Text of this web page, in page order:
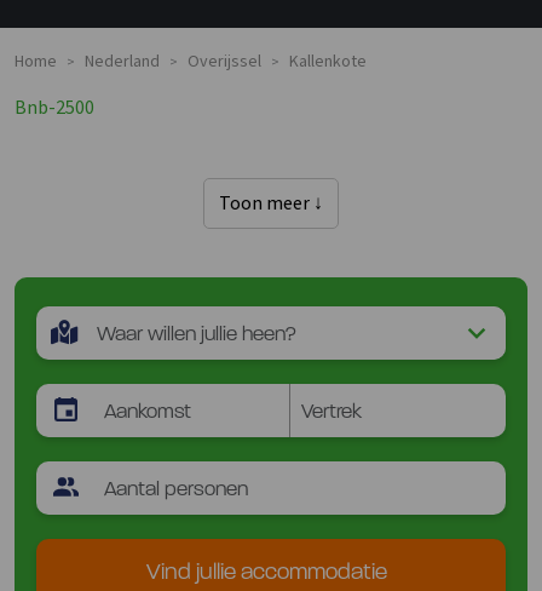
Home > Nederland > Overijssel > Kallenkote
Bnb-2500
Toon meer ↓
Vind jullie accommodatie